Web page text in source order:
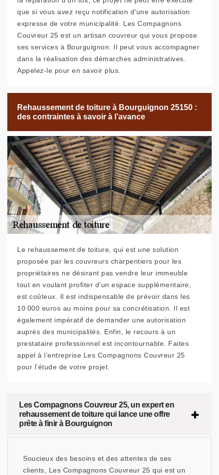
que si vous avez reçu notification d’une autorisation
expresse de votre municipalité. Les Compagnons
Couvreur 25 est un artisan couvreur qui vous propose
ses services à Bourguignon. Il peut vous accompagner
dans la réalisation des démarches administratives.
Appelez-le pour en savoir plus.
Rehaussement de toiture à Bourguignon 25150 :
des contraintes à savoir à l’avance
Le rehaussement de toiture, qui est une solution
proposée par les couvreurs charpentiers pour les
propriétaires ne désirant pas vendre leur immeuble
tout en voulant profiter d’un espace supplémentaire,
est coûteux. Il est indispensable de prévoir dans les
10 000 euros au moins pour sa concrétisation. Il est
également impératif de demander une autorisation
auprès des municipalités. Enfin, le recours à un
prestataire professionnel est incontournable. Faites
appel à l’entreprise Les Compagnons Couvreur 25
pour l’étude de votre projet.
Les Compagnons Couvreur 25, un expert en
rehaussement de toiture qui lance une offre
prête à finir à Bourguignon
Soucieux des besoins et des attentes de ses
clients, Les Compagnons Couvreur 25 qui est un